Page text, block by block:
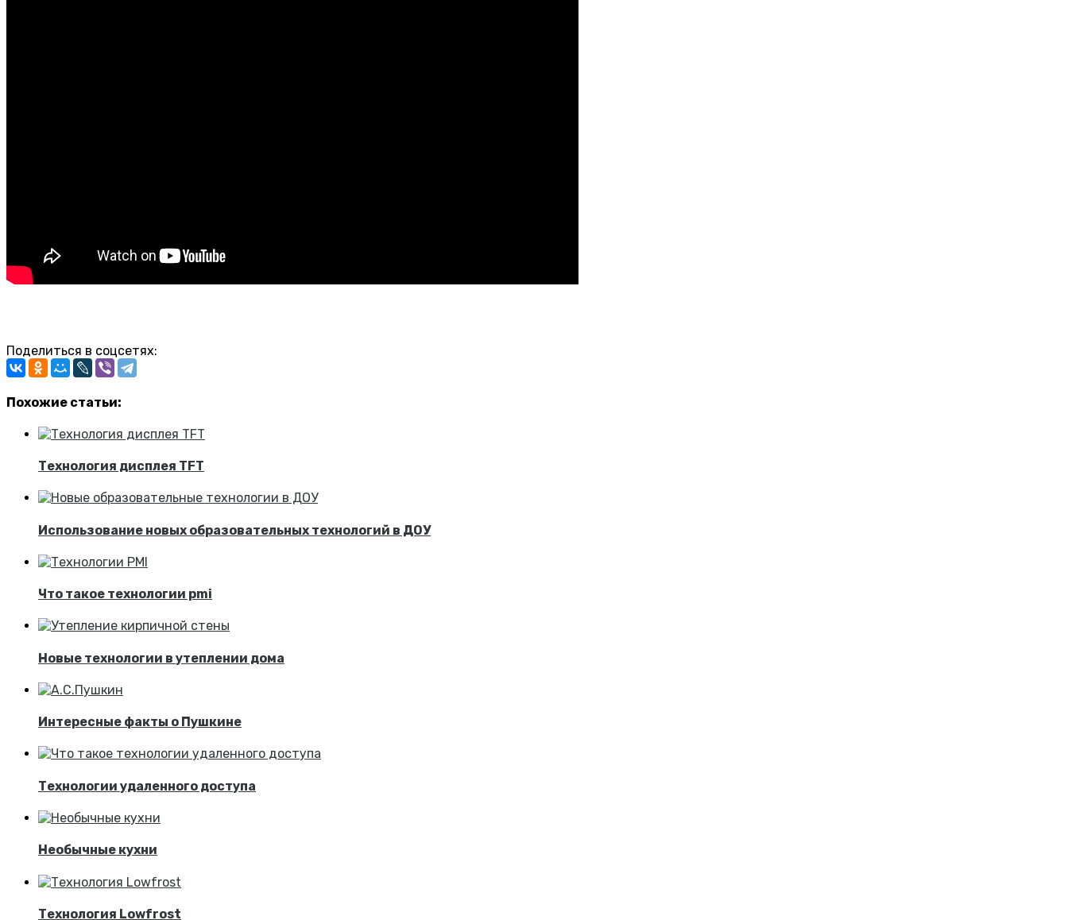
Поделиться в соцсетях:
Похожие статьи:
Технология дисплея TFT
Использование новых образовательных технологий в ДОУ
Что такое технологии pmi
Новые технологии в утеплении дома
Интересные факты о Пушкине
Технологии удаленного доступа
Необычные кухни
Технология Lowfrost